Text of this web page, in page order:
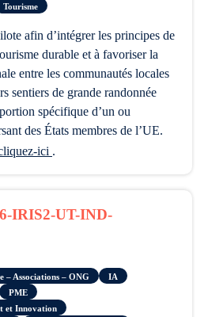
Tourisme
durable et à favoriser la
entre les communautés locales
sentiers de grande randonnée
spécifique d’un ou
des États membres de l’UE.
ici .
IRIS2-UT-IND-
– Associations – ONG
IA
PME
et Innovation